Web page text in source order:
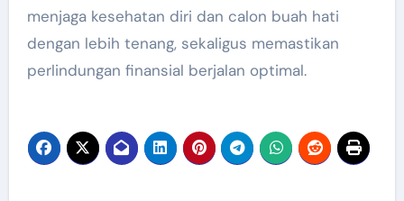
menjaga kesehatan diri dan calon buah hati
dengan lebih tenang, sekaligus memastikan
perlindungan finansial berjalan optimal.